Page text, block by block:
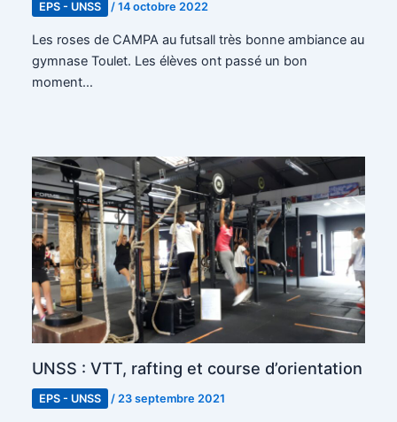
EPS - UNSS /14 octobre 2022
Les roses de CAMPA au futsall très bonne ambiance au
gymnase Toulet. Les élèves ont passé un bon
moment…
UNSS : VTT, rafting et course d’orientation
EPS - UNSS / 23 septembre 2021